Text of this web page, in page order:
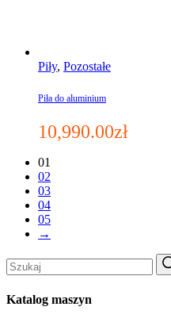
Piły, Pozostałe
Piła do aluminium
10,990.00zł
01
02
03
04
05
→
Search
for:
Katalog maszyn